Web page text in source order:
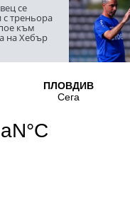
се
с треньора
към
на Хебър